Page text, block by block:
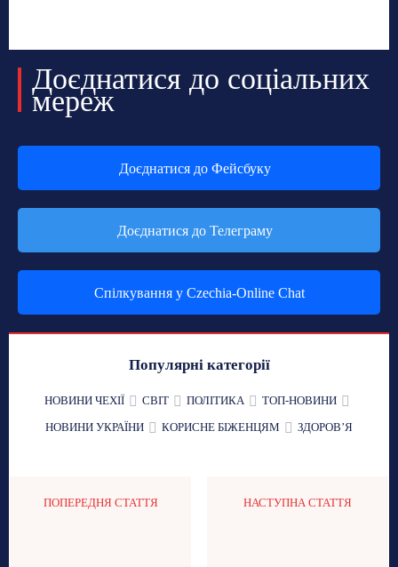
Доєднатися до соціальних
мереж
Доєднатися до Фейсбуку
Доєднатися до Телеграму
Спілкування у Czechia-Online Chat
Популярні категорії
НОВИНИ ЧЕХІЇ СВІТ ПОЛІТИКА
ТОП-НОВИНИ
НОВИНИ УКРАЇНИ
КОРИСНЕ БІЖЕНЦЯМ ЗДОРОВʼЯ
ПОПЕРЕДНЯ СТАТТЯ НАСТУПНА СТАТТЯ